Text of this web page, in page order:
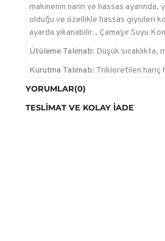
makinenin narin ve hassas ayarında,
olduğu ve özellikle hassas giysileri
ayarda yıkanabilir., Çamaşır Suyu
Ütüleme Talimatı: Düşük sıcaklıkta,
Kurutma Talimatı: Trikloretilen hariç
temizleme yapılabilir.
YORUMLAR(0)
TESLIMAT VE KOLAY İADE